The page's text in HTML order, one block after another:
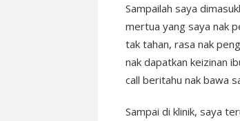
Sampailah saya
mertua yang saya nak
tak tahan, rasa nak
nak dapatkan keizinan
call beritahu nak bawa
Sampai di klinik, saya